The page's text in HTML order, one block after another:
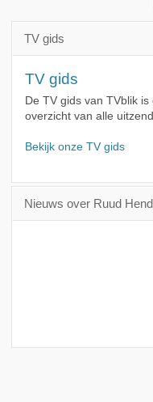
TV gids
TV gids
De TV gids van TVblik
overzicht van alle
Bekijk onze TV gids
Nieuws over Ruud